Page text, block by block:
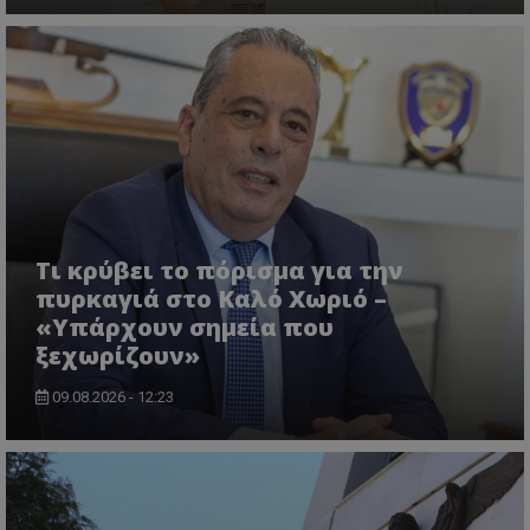
Τι κρύβει το πόρισμα για την
πυρκαγιά στο Καλό Χωριό –
«Υπάρχουν σημεία που
ξεχωρίζουν»
09.08.2026 - 12:23
ASP.NET_SessionId
Microsoft Corporation
VISITOR_PRIVACY_METADATA
YouTube
.youtube.com